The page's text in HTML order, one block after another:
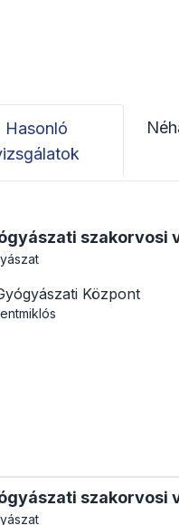
Hasonló
szakorvosi
Központ
szakorvosi